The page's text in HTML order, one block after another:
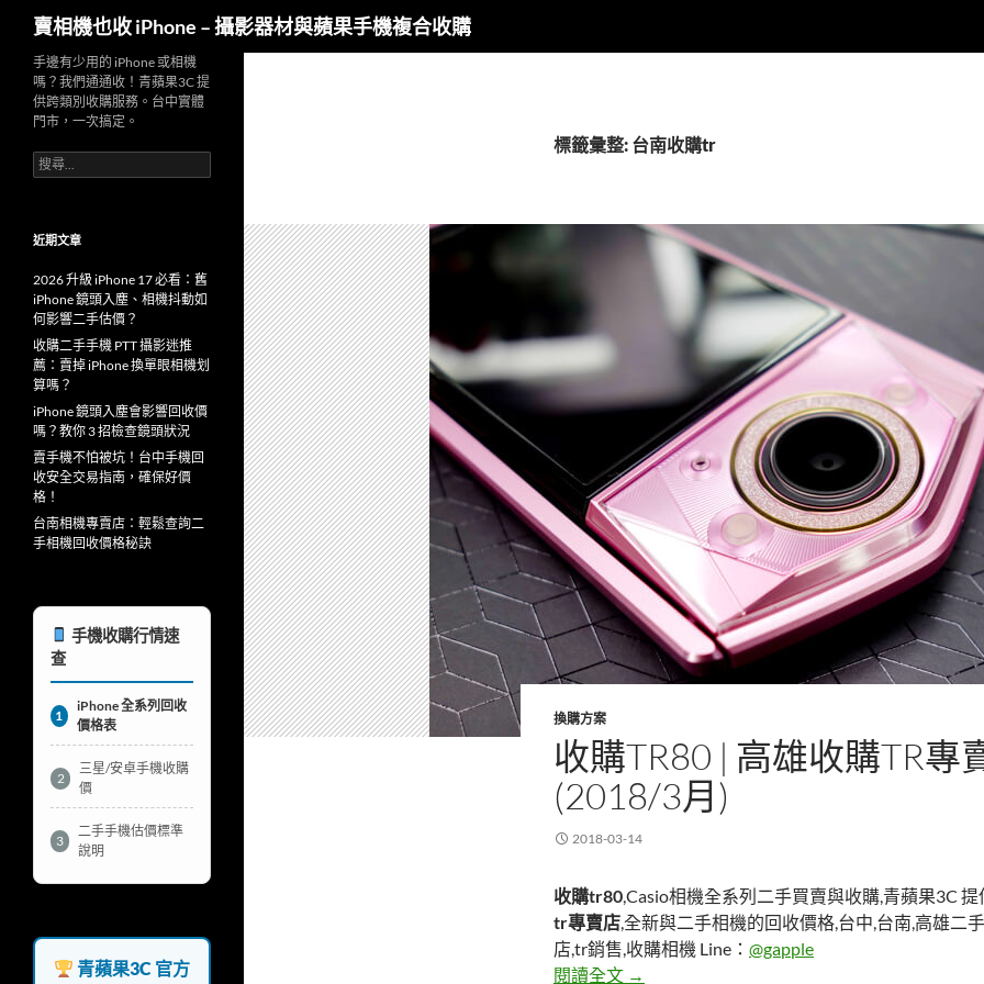
賣相機也收 iPhone – 攝影器材與蘋果手機複合收購
標籤彙整: 台南收購tr
換購方案
收購TR80 | 高雄收購TR專
(2018/3月)
2018-03-14
收購tr80,Casio相機全系列二手買賣與收購,青蘋果3C 提
tr專賣店,全新與二手相機的回收價格,台中,台南,高雄二
店,tr銷售,收購相機 Line： @gapple
閱讀全文 收購tr80 | 高雄收購tr專賣店-(2018/3月)
→
手邊有少用的 iPhone 或相機
嗎？我們通通收！青蘋果3C 提
供跨類別收購服務。台中實體
門市，一次搞定。
搜
尋
字:
近期文章
2026 升級 iPhone 17 必看：舊
iPhone 鏡頭入塵、相機抖動如
何影響二手估價？
收購二手手機 PTT 攝影迷推
薦：賣掉 iPhone 換單眼相機划
算嗎？
iPhone 鏡頭入塵會影響回收價
嗎？教你 3 招檢查鏡頭狀況
賣手機不怕被坑！台中手機回
收安全交易指南，確保好價
格！
台南相機專賣店：輕鬆查詢二
手相機回收價格秘訣
手機收購行情速
查
1
iPhone 全系列回收
價格表
2
三星/安卓手機收購
價
3
二手手機估價標準
說明
青蘋果3C 官方